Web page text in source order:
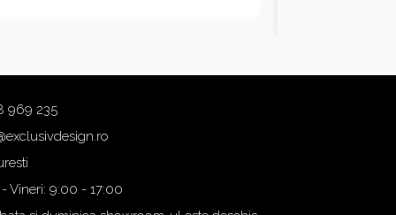
969 235
Vineri: 9:00 - 17:00